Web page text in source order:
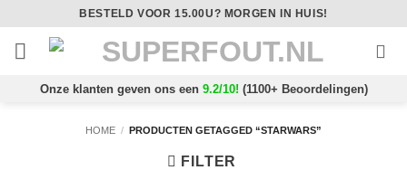
inhoud
BESTELD VOOR 15.00U? MORGEN IN HUIS!
Onze klanten geven ons een 9.2/10! (1100+ Beoordelingen)
HOME / PRODUCTEN GETAGGED “STARWARS”
FILTER